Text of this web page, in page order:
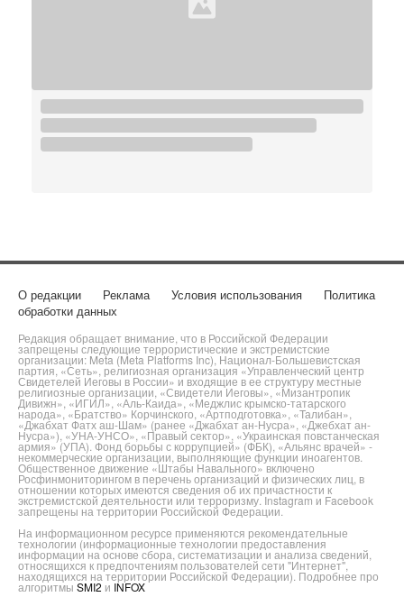
О редакции Реклама Условия использования
Политика
обработки данных
Редакция обращает внимание, что в Российской Федерации
запрещены следующие террористические и экстремистские
организации: Meta (Meta Platforms Inc), Национал-Большевистская
партия, «Сеть», религиозная организация «Управленческий центр
Свидетелей Иеговы в России» и входящие в ее структуру местные
религиозные организации, «Свидетели Иеговы», «Мизантропик
Дивижн», «ИГИЛ», «Аль-Каида», «Меджлис крымско-татарского
народа», «Братство» Корчинского, «Артподготовка», «Талибан»,
«Джабхат Фатх аш-Шам» (ранее «Джабхат ан-Нусра», «Джебхат ан-
Нусра»), «УНА-УНСО», «Правый сектор», «Украинская повстанческая
армия» (УПА). Фонд борьбы с коррупцией» (ФБК), «Альянс врачей» -
некоммерческие организации, выполняющие функции иноагентов.
Общественное движение «Штабы Навального» включено
Росфинмониторингом в перечень организаций и физических лиц, в
отношении которых имеются сведения об их причастности к
экстремистской деятельности или терроризму. Instagram и Facebook
запрещены на территории Российской Федерации.
На информационном ресурсе применяются рекомендательные
технологии (информационные технологии предоставления
информации на основе сбора, систематизации и анализа сведений,
относящихся к предпочтениям пользователей сети "Интернет",
находящихся на территории Российской Федерации). Подробнее про
алгоритмы SMI2 и INFOX